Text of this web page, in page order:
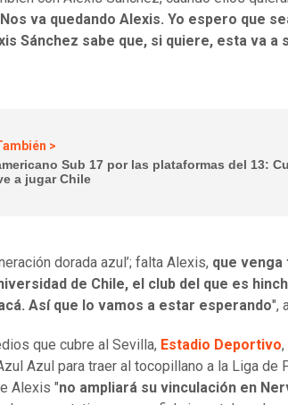
Nos va quedando Alexis. Yo espero que
Sánchez sabe que, si quiere, esta va a
>
Sub 17 por las plataformas del 13:
a jugar Chile
dorada azul’; falta Alexis, que venga
de Chile, el club del que es
Así que lo vamos a estar esperando",
que cubre al Sevilla, Estadio Deportivo,
Azul para traer al tocopillano a la Liga de
Alexis "no ampliará su vinculación en